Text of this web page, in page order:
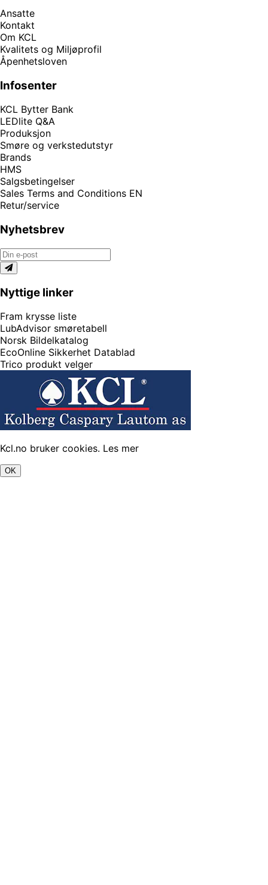
Ansatte
Kontakt
Om KCL
Kvalitets og Miljøprofil
Åpenhetsloven
Infosenter
KCL Bytter Bank
LEDlite Q&A
Produksjon
Smøre og verkstedutstyr
Brands
HMS
Salgsbetingelser
Sales Terms and Conditions EN
Retur/service
Nyhetsbrev
Nyttige linker
Fram krysse liste
LubAdvisor smøretabell
Norsk Bildelkatalog
EcoOnline Sikkerhet Datablad
Trico produkt velger
Kcl.no bruker cookies. Les mer
OK